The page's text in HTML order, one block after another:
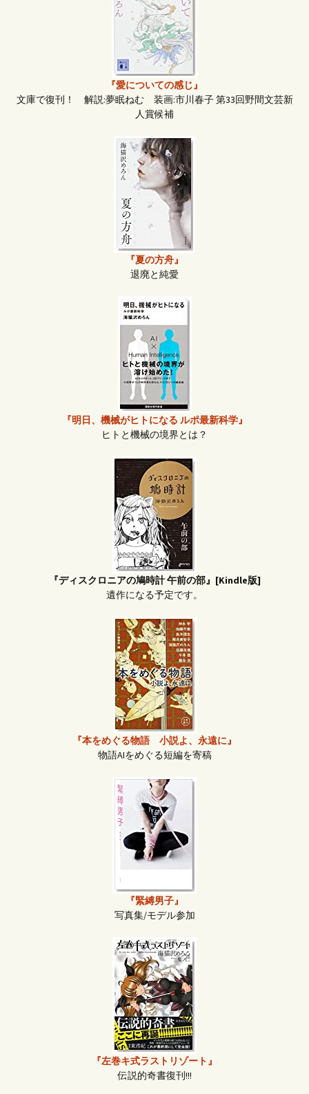
『愛についての感じ』
文庫で復刊！ 解説:夢眠ねむ 装画:市川春子 第33回野間文芸新
人賞候補
『夏の方舟』
退廃と純愛
『明日、機械がヒトになる ルポ最新科学』
ヒトと機械の境界とは？
『ディスクロニアの鳩時計 午前の部』[Kindle版]
遺作になる予定です。
『本をめぐる物語 小説よ、永遠に』
物語AIをめぐる短編を寄稿
『緊縛男子』
写真集/モデル参加
『左巻キ式ラストリゾート』
伝説的奇書復刊!!!